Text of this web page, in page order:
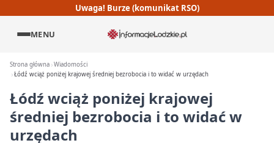
Uwaga! Burze (komunikat RSO)
MENU
Strona główna Wiadomości
Łódź wciąż poniżej krajowej średniej bezrobocia i to widać w urzędach
Łódź wciąż poniżej krajowej
średniej bezrobocia i to widać w
urzędach